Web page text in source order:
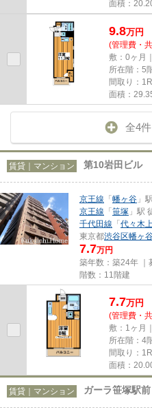
面積：
9.8万円
(管理費・
敷：0ヶ月
所在階：5
間取り：1R
面積：
全4
賃貸｜マンション 第10岩田ビル
京王線 「幡ヶ谷 」
京王線 「笹塚 」駅
千代田線 「代々木
東京都渋谷区幡ヶ
7.7万円
築年数：築24年 ｜
階数：11階建
7.7万円
(管理費・
敷：1ヶ月
所在階：4
間取り：1R
面積：
賃貸｜マンション ガーラ笹塚駅前